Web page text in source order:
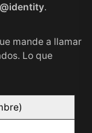
.
mande a llamar
Lo que